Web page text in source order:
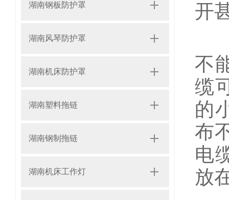
湖南钢板防护罩
湖南风琴防护罩
湖南机床防护罩
湖南塑料拖链
湖南钢制拖链
湖南机床工作灯
开
不
缆
的
布
电
放